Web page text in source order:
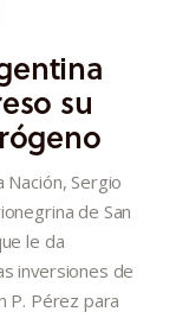
su
Sergio
de San
le da
inversiones de
P. Pérez para